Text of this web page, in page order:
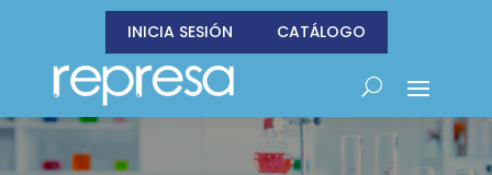
INICIA SESIÓN CATÁLOGO